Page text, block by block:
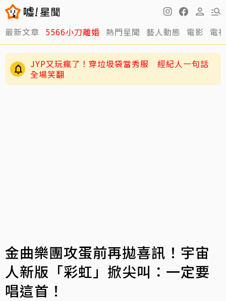
最新文章 5566小刀離婚 熱門星聞 藝人動態 電影 電
JYP又玩瘋了！穿垃圾袋當秀服 經紀人一句話
全場笑翻
金曲樂團攻蛋前再拋喜訊！宇宙
人新版「彩虹」掀尖叫：一定要
唱這首！